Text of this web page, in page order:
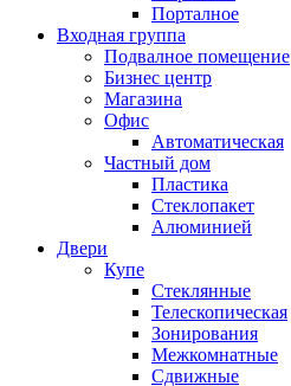
Порталное
Входная группа
Подвалное помещение
Бизнес центр
Магазина
Офис
Автоматическая
Частный дом
Пластика
Стеклопакет
Алюминией
Двери
Купе
Стеклянные
Телескопическая
Зонирования
Межкомнатные
Сдвижные